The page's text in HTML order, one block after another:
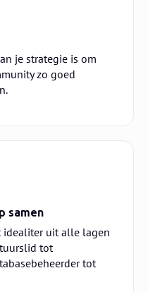
je strategie is om
zo goed
samen
idealiter uit alle lagen
tot
tot